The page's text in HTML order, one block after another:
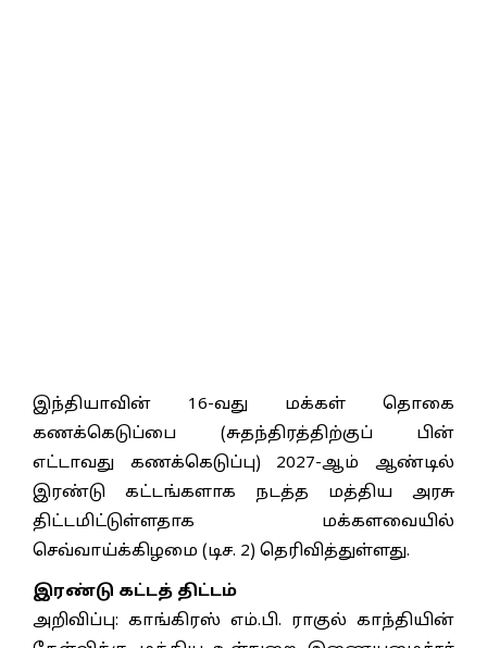
இந்தியாவின் 16-வது மக்கள் தொகை
கணக்கெடுப்பை (சுதந்திரத்திற்குப் பின்
எட்டாவது கணக்கெடுப்பு) 2027-ஆம் ஆண்டில்
இரண்டு கட்டங்களாக நடத்த மத்திய அரசு
திட்டமிட்டுள்ளதாக மக்களவையில்
செவ்வாய்க்கிழமை (டிச. 2) தெரிவித்துள்ளது.
இரண்டு கட்டத் திட்டம்
அறிவிப்பு: காங்கிரஸ் எம்.பி. ராகுல் காந்தியின்